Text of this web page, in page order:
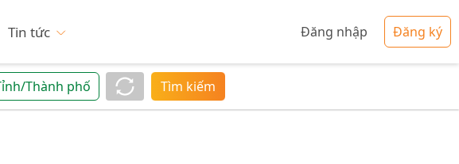
Tin tức Đăng nhập Đăng ký
Thành phố Tìm kiếm